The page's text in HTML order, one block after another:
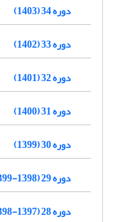
دوره 34 (1403)
دوره 33 (1402)
دوره 32 (1401)
دوره 31 (1400)
دوره 30 (1399)
دوره 29 (1398-1399)
دوره 28 (1397-1398)